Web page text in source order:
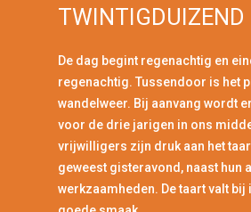
TWINTIGDUIZEND
De dag begint regenachtig en
regenachtig. Tussendoor is het
wandelweer. Bij aanvang wordt
voor de drie jarigen in ons
vrijwilligers zijn druk aan het
geweest gisteravond, naast hun
werkzaamheden. De taart valt bij